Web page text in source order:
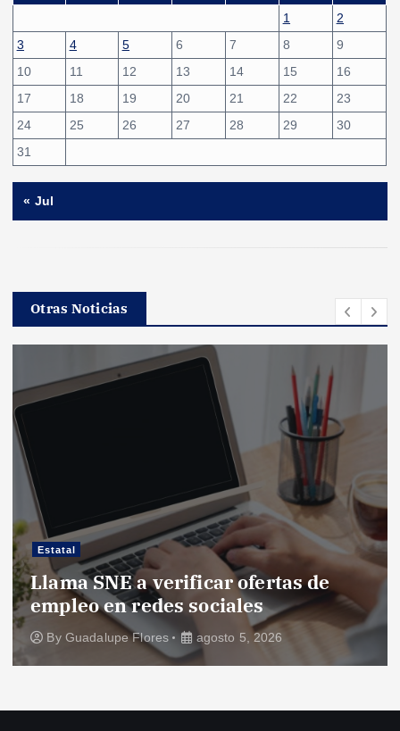
1
2
3
4 5 6 7 8
9
10
11 12 13 14 15
16
17
18 19 20 21 22
23
24
25 26 27 28 29
30
31
« Jul
Otras Noticias
Estatal
Llama SNE a verificar ofertas de
empleo en redes sociales
By Guadalupe Flores agosto 5, 2026